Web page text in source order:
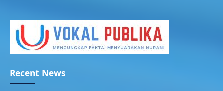
Recent News